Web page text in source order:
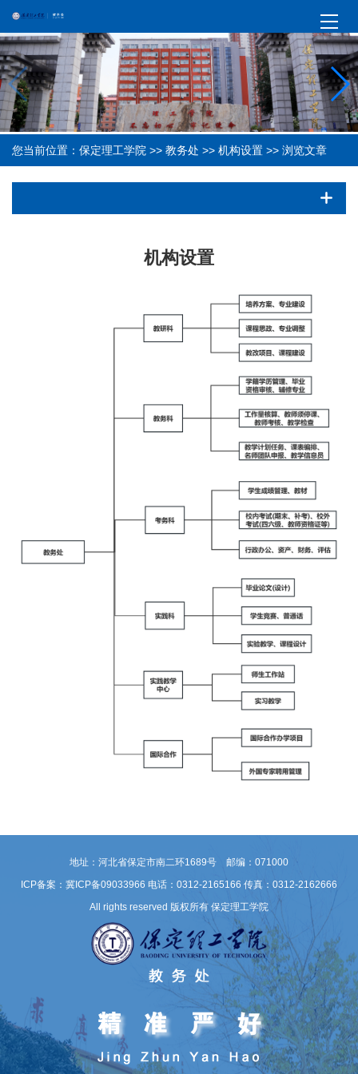
您当前位置： 保定理工学院 >> 教务处 >> 机构设置 >> 浏览文章
机构设置
地址：河北省保定市南二环1689号 邮编：071000
ICP备案：冀ICP备09033966 电话：0312-2165166 传真：0312-2162666
All rights reserved 版权所有 保定理工学院